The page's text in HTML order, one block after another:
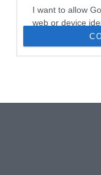
I want to allow
web or device
I want to allow
I want to allow